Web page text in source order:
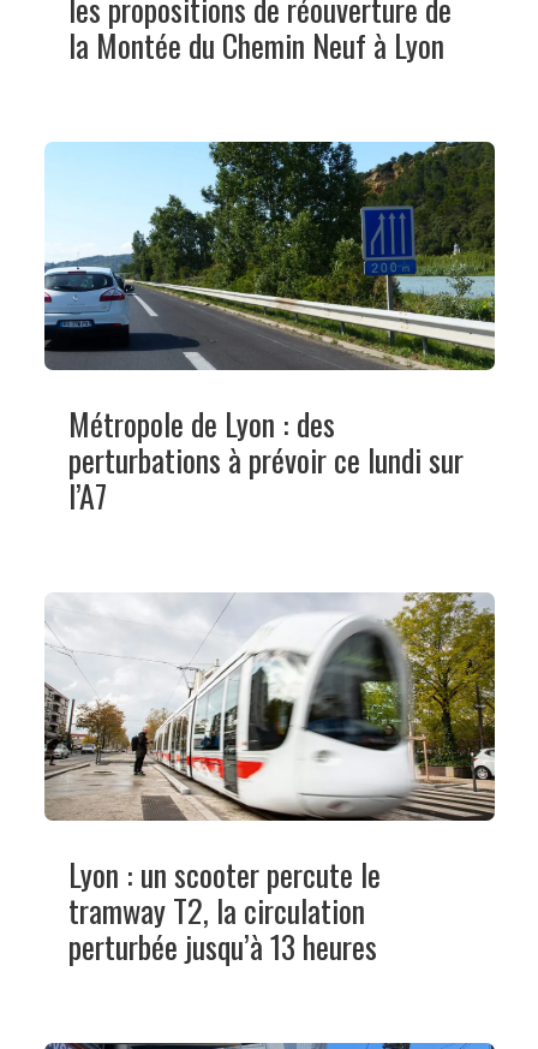
la Montée du Chemin Neuf à Lyon
Métropole de Lyon : des
perturbations à prévoir ce lundi sur
l’A7
Lyon : un scooter percute le
tramway T2, la circulation
perturbée jusqu’à 13 heures